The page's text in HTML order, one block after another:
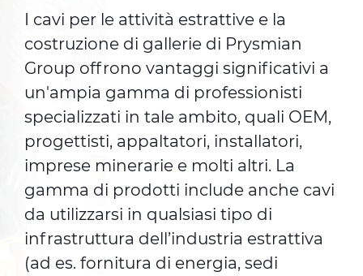
I cavi per le attività estrattive e la
costruzione di gallerie di Prysmian
Group offrono vantaggi significativi a
un'ampia gamma di professionisti
specializzati in tale ambito, quali OEM,
progettisti, appaltatori, installatori,
imprese minerarie e molti altri. La
gamma di prodotti include anche cavi
da utilizzarsi in qualsiasi tipo di
infrastruttura dell’industria estrattiva
(ad es. fornitura di energia, sedi